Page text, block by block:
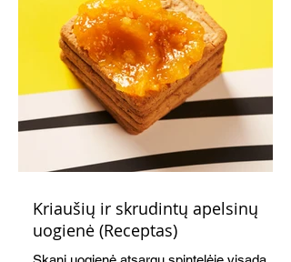
Kriaušių ir skrudintų apelsinų
uogienė (Receptas)